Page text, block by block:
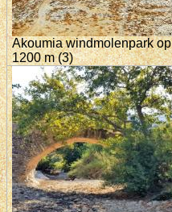
Akoumia windmolenpark op
1200 m (3)